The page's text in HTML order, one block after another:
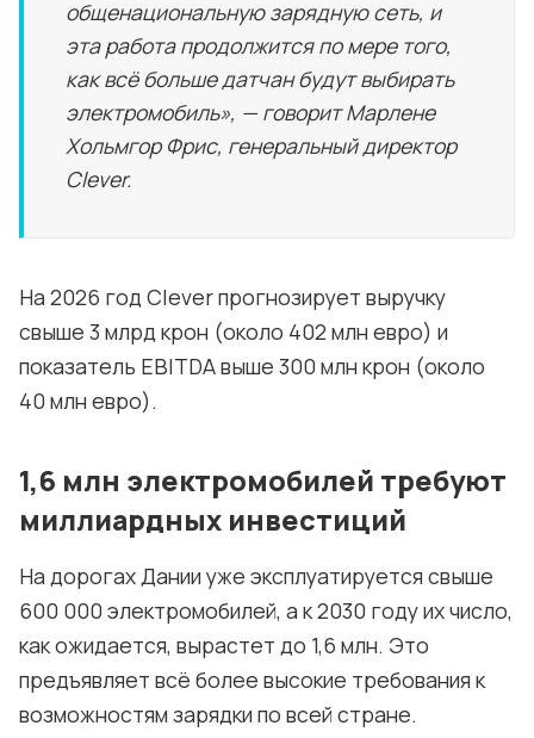
общенациональную зарядную сеть, и
эта работа продолжится по мере того,
как всё больше датчан будут выбирать
электромобиль», — говорит Марлене
Хольмгор Фрис, генеральный директор
Clever.
На 2026 год Clever прогнозирует выручку
свыше 3 млрд крон (около 402 млн евро) и
показатель EBITDA выше 300 млн крон (около
40 млн евро).
1,6 млн электромобилей требуют
миллиардных инвестиций
На дорогах Дании уже эксплуатируется свыше
600 000 электромобилей, а к 2030 году их число,
как ожидается, вырастет до 1,6 млн. Это
предъявляет всё более высокие требования к
возможностям зарядки по всей стране.